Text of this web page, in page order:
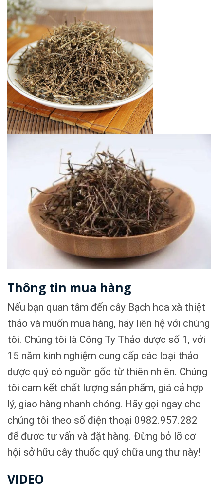
Thông tin mua hàng
Nếu bạn quan tâm đến cây Bạch hoa xà thiệt
thảo và muốn mua hàng, hãy liên hệ với chúng
tôi. Chúng tôi là Công Ty Thảo dược số 1, với
15 năm kinh nghiệm cung cấp các loại thảo
dược quý có nguồn gốc từ thiên nhiên. Chúng
tôi cam kết chất lượng sản phẩm, giá cả hợp
lý, giao hàng nhanh chóng. Hãy gọi ngay cho
chúng tôi theo số điện thoại 0982.957.282
để được tư vấn và đặt hàng. Đừng bỏ lỡ cơ
hội sở hữu cây thuốc quý chữa ung thư này!
VIDEO